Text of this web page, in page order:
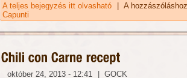
A teljes bejegyzés itt olvasható
Tésztaszósz
| A hozzászóláshoz
Capunti
október 24, 2013 - 12:41 GOCK